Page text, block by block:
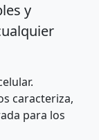
y
caracteriza,
para los